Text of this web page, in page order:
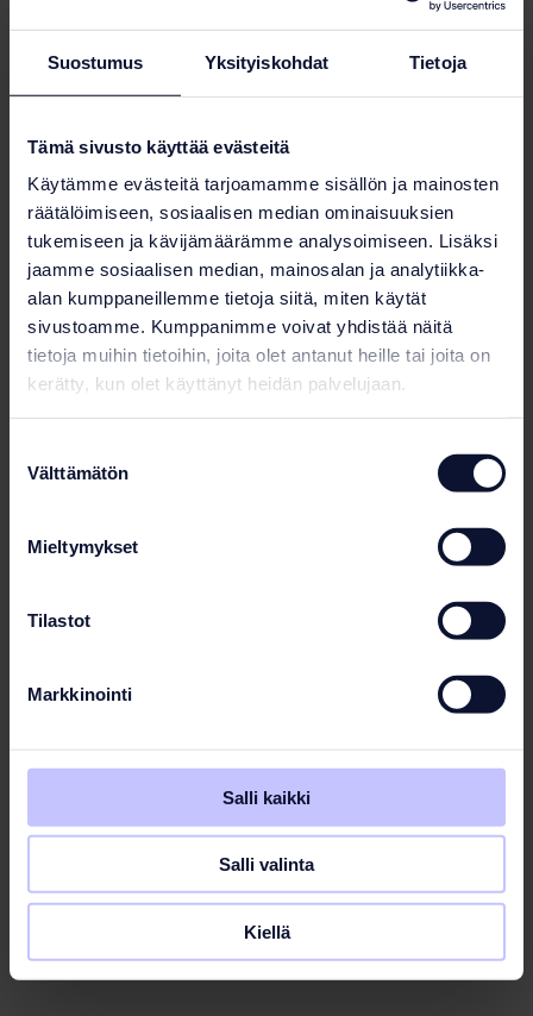
Suostumus Yksityiskohdat Tietoja
Tämä sivusto käyttää evästeitä
Käytämme evästeitä tarjoamamme sisällön ja mainosten
räätälöimiseen, sosiaalisen median ominaisuuksien
tukemiseen ja kävijämäärämme analysoimiseen. Lisäksi
jaamme sosiaalisen median, mainosalan ja analytiikka-
alan kumppaneillemme tietoja siitä, miten käytät
sivustoamme. Kumppanimme voivat yhdistää näitä
tietoja muihin tietoihin, joita olet antanut heille tai joita on
kerätty, kun olet käyttänyt heidän palvelujaan.
valinta
Välttämätön
Mieltymykset
Tilastot
Markkinointi
Salli kaikki
Salli valinta
Kiellä
Our delivery also included an experience shower
pool, indoor and outdoor whirlpools and a snake
themed water feature.
For the locker rooms, we supplied and installed an
access control system and durable HPL lockers with
electronic locking. The lockers were finished with
custom picture selected by the architect.
Photo gallery